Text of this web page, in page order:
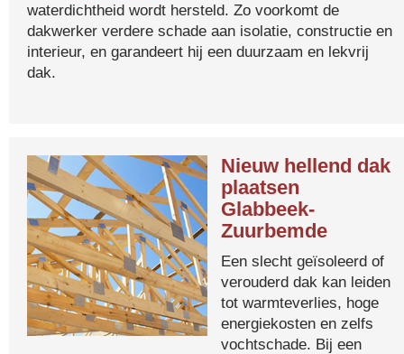
waterdichtheid wordt hersteld. Zo voorkomt de
dakwerker verdere schade aan isolatie, constructie en
interieur, en garandeert hij een duurzaam en lekvrij
dak.
Nieuw hellend dak
plaatsen
Glabbeek-
Zuurbemde
Een slecht geïsoleerd of
verouderd dak kan leiden
tot warmteverlies, hoge
energiekosten en zelfs
vochtschade. Bij een